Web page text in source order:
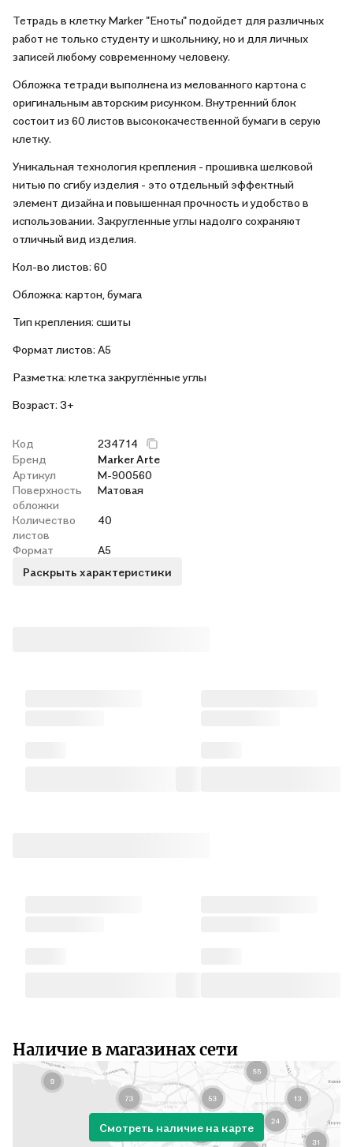
плотная.
Тетрадь в клетку Marker "Еноты" подойдет для различных
работ не только студенту и школьнику, но и для личных
записей любому современному человеку.
Обложка тетради выполнена из мелованного картона с
оригинальным авторским рисунком. Внутренний блок
состоит из 60 листов высококачественной бумаги в серую
клетку.
Уникальная технология крепления - прошивка шелковой
нитью по сгибу изделия - это отдельный эффектный
элемент дизайна и повышенная прочность и удобство в
использовании. Закругленные углы надолго сохраняют
отличный вид изделия.
Кол-во листов: 60
Обложка: картон, бумага
Тип крепления: сшиты
Формат листов: А5
Разметка: клетка закруглённые углы
Возраст: 3+
Код
234714
Бренд
Marker Arte
Артикул
M-900560
Поверхность
обложки
Матовая
Количество
листов
40
Формат
А5
Раскрыть характеристики
Наличие в магазинах сети
Смотреть наличие на карте